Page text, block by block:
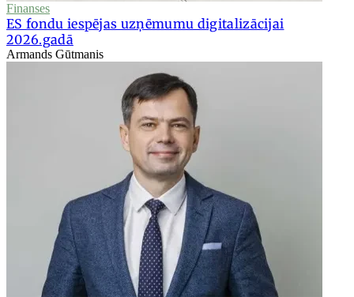
Finanses
ES fondu iespējas uzņēmumu digitalizācijai
2026.gadā
Armands Gūtmanis